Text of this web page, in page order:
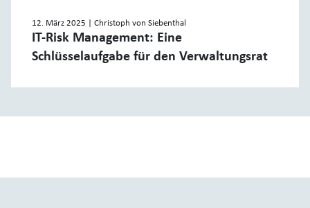
12. März 2025 | Christoph von Siebenthal
IT-Risk Management: Eine
Schlüsselaufgabe für den Verwaltungsrat